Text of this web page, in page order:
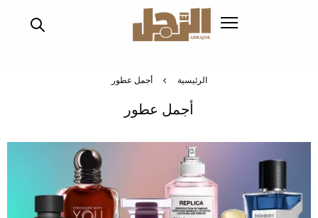
الرئيسية أجمل عطور
أجمل عطور